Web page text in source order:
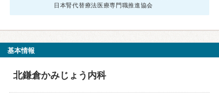
日本腎代替療法医療専門職推進協会
基本情報
北鎌倉かみじょう内科